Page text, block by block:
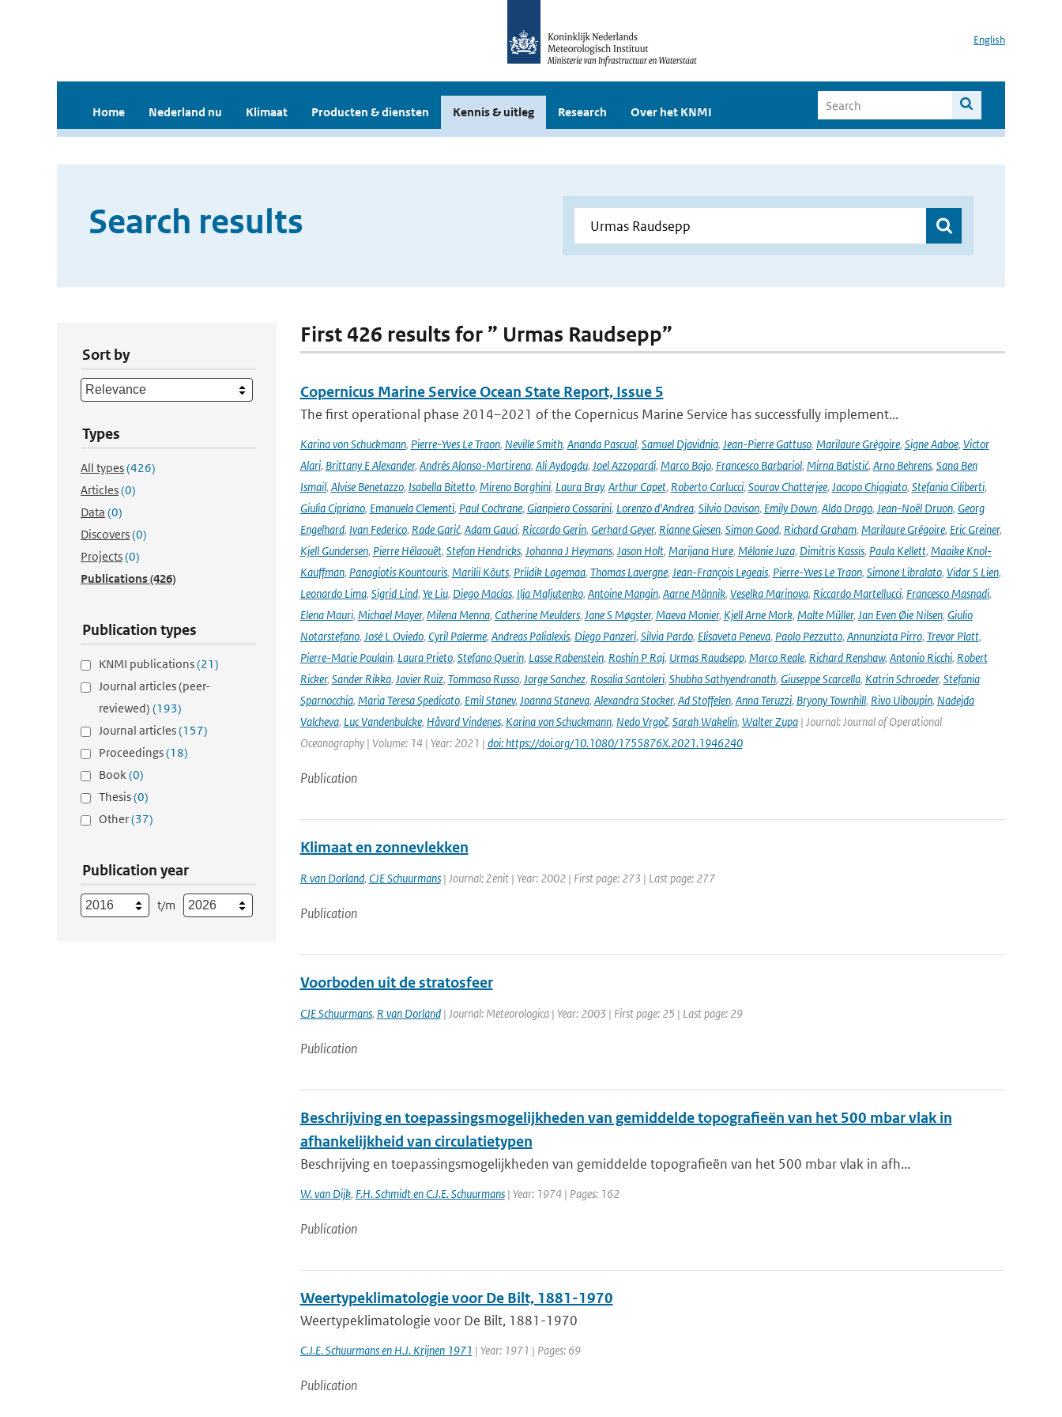
English
Home Nederland nu Klimaat Producten & diensten Kennis & uitleg Research Over het KNMI
Search results
Sort by
Types
All types(426)
Articles(0)
Data (0)
Discovers(0)
Projects(0)
Publications(426)
Publication types
KNMI publications(21)
Journal articles (peer-
reviewed) (193)
Journal articles(157)
Proceedings(18)
Book(0)
Thesis(0)
Other(37)
Publication year
t/m
First 426 results for ” Urmas Raudsepp”
Copernicus Marine Service Ocean State Report, Issue 5
The first operational phase 2014–2021 of the Copernicus Marine Service has successfully implement...
Karina von Schuckmann, Pierre-Yves Le Traon, Neville Smith, Ananda Pascual, Samuel Djavidnia, Jean-Pierre Gattuso, Marilaure Grégoire, Signe Aaboe, Victor
Alari, Brittany E Alexander, Andrés Alonso-Martirena, Ali Aydogdu, Joel Azzopardi, Marco Bajo, Francesco Barbariol, Mirna Batistić, Arno Behrens, Sana Ben
Ismail, Alvise Benetazzo, Isabella Bitetto, Mireno Borghini, Laura Bray, Arthur Capet, Roberto Carlucci, Sourav Chatterjee, Jacopo Chiggiato, Stefania Ciliberti,
Giulia Cipriano, Emanuela Clementi, Paul Cochrane, Gianpiero Cossarini, Lorenzo d'Andrea, Silvio Davison, Emily Down, Aldo Drago, Jean-Noël Druon, Georg
Engelhard, Ivan Federico, Rade Garić, Adam Gauci, Riccardo Gerin, Gerhard Geyer, Rianne Giesen, Simon Good, Richard Graham, Marilaure Grégoire, Eric Greiner,
Kjell Gundersen, Pierre Hélaouët, Stefan Hendricks, Johanna J Heymans, Jason Holt, Marijana Hure, Mélanie Juza, Dimitris Kassis, Paula Kellett, Maaike Knol-
Kauffman, Panagiotis Kountouris, Marilii Kõuts, Priidik Lagemaa, Thomas Lavergne, Jean-François Legeais, Pierre-Yves Le Traon, Simone Libralato, Vidar S Lien,
Leonardo Lima, Sigrid Lind, Ye Liu, Diego Macías, Ilja Maljutenko, Antoine Mangin, Aarne Männik, Veselka Marinova, Riccardo Martellucci, Francesco Masnadi,
Elena Mauri, Michael Mayer, Milena Menna, Catherine Meulders, Jane S Møgster, Maeva Monier, Kjell Arne Mork, Malte Müller, Jan Even Øie Nilsen, Giulio
Notarstefano, José L Oviedo, Cyril Palerme, Andreas Palialexis, Diego Panzeri, Silvia Pardo, Elisaveta Peneva, Paolo Pezzutto, Annunziata Pirro, Trevor Platt,
Pierre-Marie Poulain, Laura Prieto, Stefano Querin, Lasse Rabenstein, Roshin P Raj, Urmas Raudsepp, Marco Reale, Richard Renshaw, Antonio Ricchi, Robert
Ricker, Sander Rikka, Javier Ruiz, Tommaso Russo, Jorge Sanchez, Rosalia Santoleri, Shubha Sathyendranath, Giuseppe Scarcella, Katrin Schroeder, Stefania
Sparnocchia, Maria Teresa Spedicato, Emil Stanev, Joanna Staneva, Alexandra Stocker, Ad Stoffelen, Anna Teruzzi, Bryony Townhill, Rivo Uiboupin, Nadejda
Valcheva, Luc Vandenbulcke, Håvard Vindenes, Karina von Schuckmann, Nedo Vrgoč, Sarah Wakelin, Walter Zupa| Journal: Journal of Operational
Oceanography | Volume: 14 | Year: 2021 | doi: https://doi.org/10.1080/1755876X.2021.1946240
Publication
Klimaat en zonnevlekken
R van Dorland, CJE Schuurmans| Journal: Zenit | Year: 2002 | First page: 273 | Last page: 277
Publication
Voorboden uit de stratosfeer
CJE Schuurmans, R van Dorland| Journal: Meteorologica | Year: 2003 | First page: 25 | Last page: 29
Publication
Beschrijving en toepassingsmogelijkheden van gemiddelde topografieën van het 500 mbar vlak in
afhankelijkheid van circulatietypen
Beschrijving en toepassingsmogelijkheden van gemiddelde topografieën van het 500 mbar vlak in afh...
W. van Dijk, F.H. Schmidt en C.J.E. Schuurmans| Year: 1974 | Pages: 162
Publication
Weertypeklimatologie voor De Bilt, 1881-1970
Weertypeklimatologie voor De Bilt, 1881-1970
C.J.E. Schuurmans en H.J. Krijnen 1971 | Year: 1971 | Pages: 69
Publication